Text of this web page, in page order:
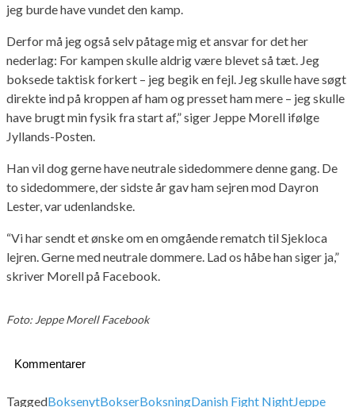
jeg burde have vundet den kamp.
Derfor må jeg også selv påtage mig et ansvar for det her
nederlag: For kampen skulle aldrig være blevet så tæt. Jeg
boksede taktisk forkert – jeg begik en fejl. Jeg skulle have søgt
direkte ind på kroppen af ham og presset ham mere – jeg skulle
have brugt min fysik fra start af,” siger Jeppe Morell ifølge
Jyllands-Posten.
Han vil dog gerne have neutrale sidedommere denne gang. De
to sidedommere, der sidste år gav ham sejren mod Dayron
Lester, var udenlandske.
“Vi har sendt et ønske om en omgående rematch til Sjekloca
lejren. Gerne med neutrale dommere. Lad os håbe han siger ja,”
skriver Morell på Facebook.
Foto: Jeppe Morell Facebook
Kommentarer
TaggedBoksenytBokserBoksningDanish Fight NightJeppe